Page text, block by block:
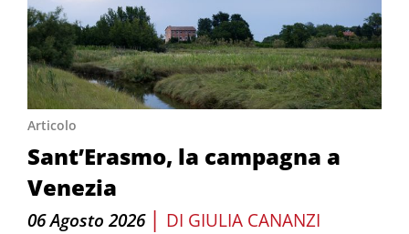
Articolo
Sant’Erasmo, la campagna a
Venezia
06 Agosto 2026 | DI GIULIA CANANZI